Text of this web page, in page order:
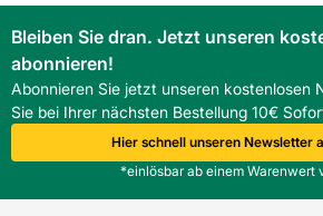
Bleiben Sie dran. Jetzt unseren
abonnieren!
Abonnieren Sie jetzt unseren kostenlosen
Sie bei Ihrer nächsten Bestellung 10€
Hier schnell unseren Newsletter
*einlösbar ab einem Warenwert